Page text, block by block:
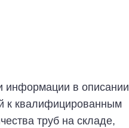
информации в описании
к квалифицированным
труб на складе,